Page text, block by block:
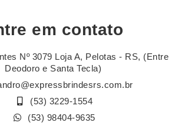
em contato
Nº 3079 Loja A, Pelotas - RS, (Entre
Deodoro e Santa Tecla)
(53) 3229-1554
(53) 98404-9635